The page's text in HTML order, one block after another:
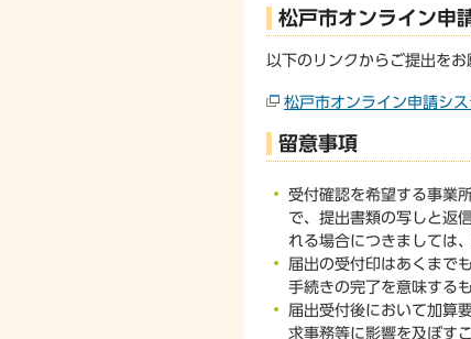
松戸市オンライン申
以下のリンクからご提出をお
松戸市オンライン申請シス
留意事項
受付確認を希望する事業
で、提出書類の写しと返
れる場合につきましては
届出の受付印はあくまで
手続きの完了を意味する
届出受付後において加算
求事務等に影響を及ぼす